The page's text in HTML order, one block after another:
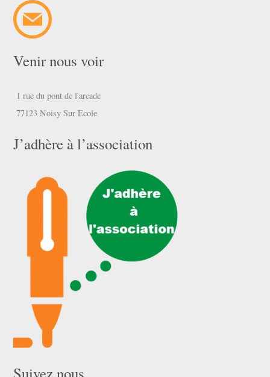
Venir nous voir
1 rue du pont de l'arcade
77123 Noisy Sur Ecole
J’adhère à l’association
Suivez nous …